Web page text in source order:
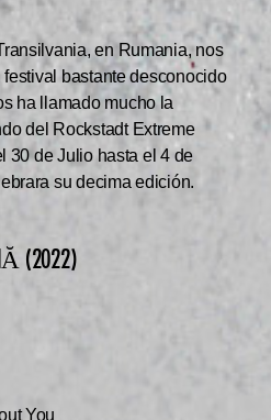
en Rumania, nos
bastante desconocido
ha llamado mucho la
del Rockstadt Extreme
30 de Julio hasta el 4 de
su decima edición.
(2022)
You